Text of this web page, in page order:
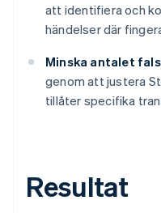
att identifiera och
händelser där
Minska antalet
genom att justera
tillåter specifika
Resultat